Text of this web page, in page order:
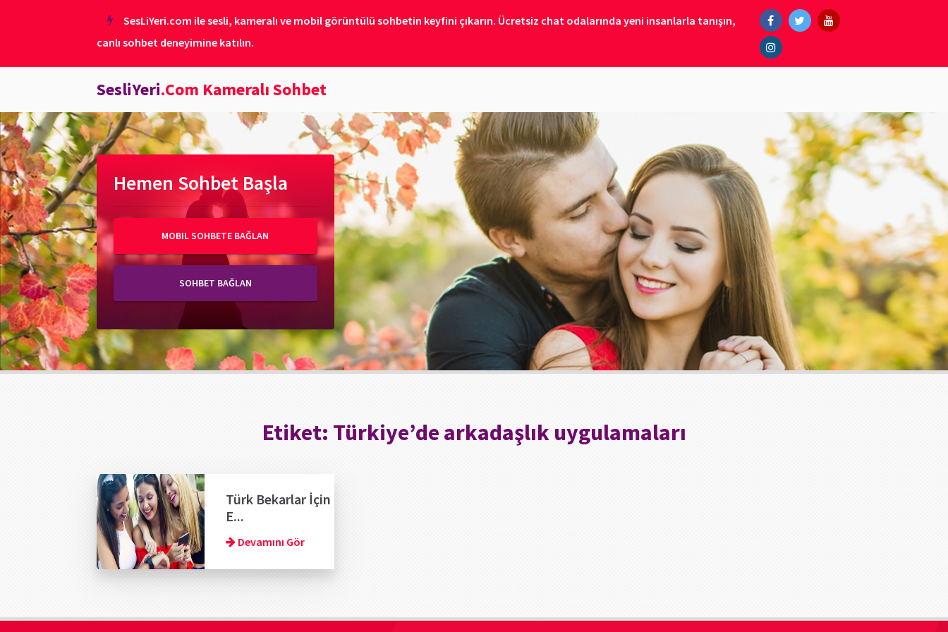
SesLiYeri.com ile sesli, kameralı ve mobil görüntülü sohbetin keyfini çıkarın. Ücretsiz chat odalarında yeni insanlarla tanışın,
canlı sohbet deneyimine katılın.
SesliYeri.Com Kameralı Sohbet
Hemen Sohbet Başla
MOBIL SOHBETE BAĞLAN
SOHBET BAĞLAN
Etiket: Türkiye’de arkadaşlık uygulamaları
Türk Bekarlar İçin
E...
Devamını Gör